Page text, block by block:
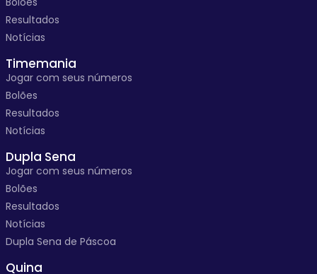
Resultados
Notícias
Timemania
Jogar com seus números
Bolões
Resultados
Notícias
Dupla Sena
Jogar com seus números
Bolões
Resultados
Notícias
Dupla Sena de Páscoa
Quina